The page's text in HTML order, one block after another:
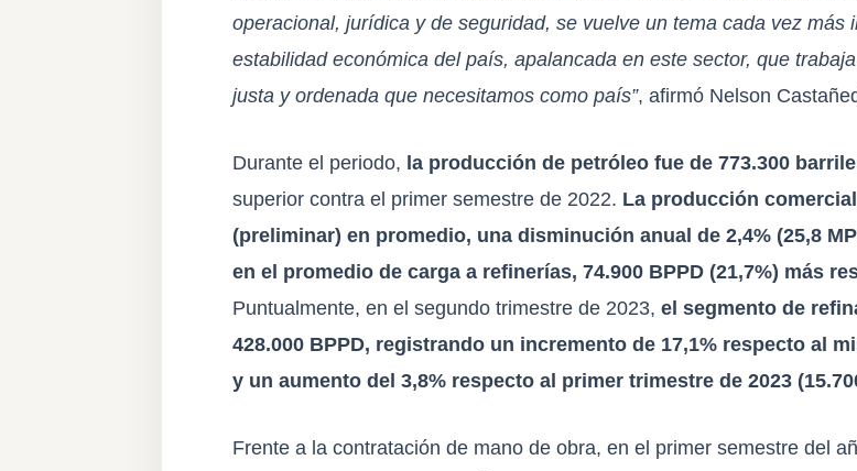
operacional, jurídica y de seguridad, se vuelve un tema cada vez más
estabilidad económica del país, apalancada en este sector, que
justa y ordenada que necesitamos como país”, afirmó Nelson
Durante el periodo, la producción de petróleo fue de 773.300
superior contra el primer semestre de 2022. La producción
(preliminar) en promedio, una disminución anual de 2,4% (25,8
en el promedio de carga a refinerías, 74.900 BPPD (21,7%) más
Puntualmente, en el segundo trimestre de 2023, el segmento de
428.000 BPPD, registrando un incremento de 17,1% respecto al
y un aumento del 3,8% respecto al primer trimestre de 2023
Frente a la contratación de mano de obra, en el primer semestre del